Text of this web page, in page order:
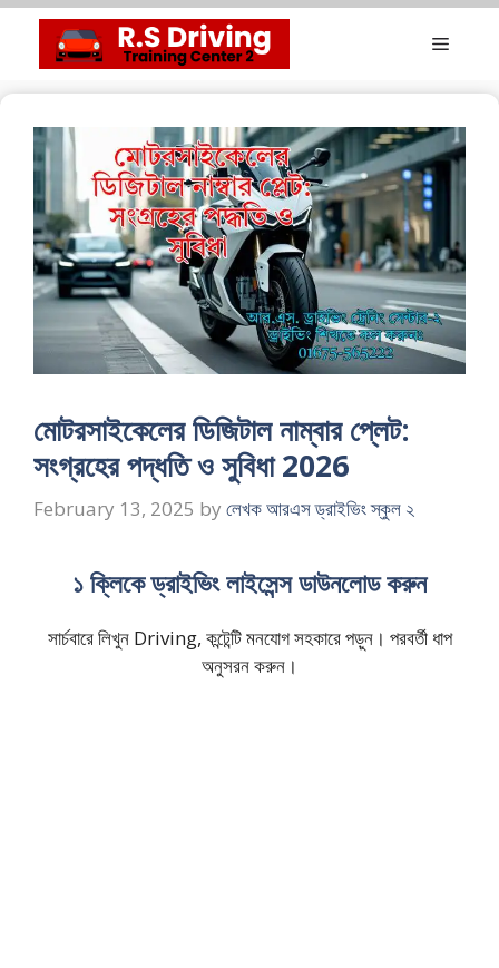
content
Menu
মোটরসাইকেলের ডিজিটাল নাম্বার প্লেট:
সংগ্রহের পদ্ধতি ও সুবিধা 2026
February 13, 2025 by লেখক আরএস ড্রাইভিং স্কুল ২
১ ক্লিকে ড্রাইভিং লাইসেন্স ডাউনলোড করুন
সার্চবারে লিখুন Driving, কন্টেন্টি মনযোগ সহকারে পড়ুন। পরবর্তী ধাপ
অনুসরন করুন।